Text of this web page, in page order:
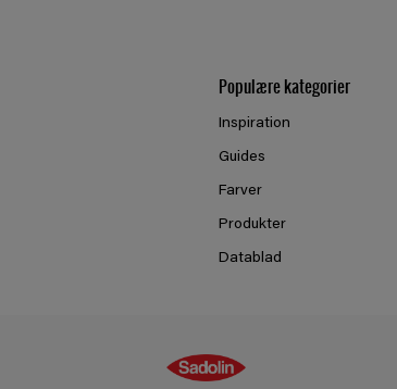
Populære kategorier
Inspiration
Guides
Farver
Produkter
Datablad